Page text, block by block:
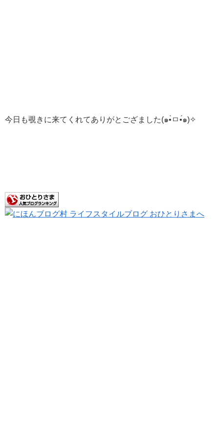
今日も覗きに来てくれてありがとござました(๑•̀ㅁ•́๑)✧